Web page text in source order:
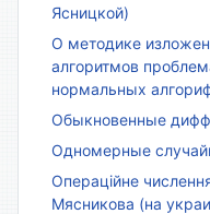
Ясницкой)
О методике
алгоритмов
нормальных
Обыкновенные
Одномерные
Операційне
Мясникова (на